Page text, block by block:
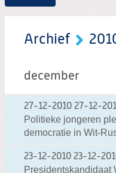
Archief
december
27-12-2010 27-12-
Politieke jongeren
democratie in Wit-
23-12-2010 23-12-
Presidentskandidaat